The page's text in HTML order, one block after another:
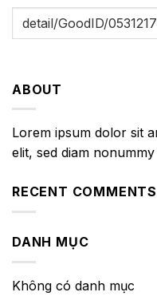
ABOUT
Lorem ipsum dolor sit
elit, sed diam
RECENT COMMENTS
DANH MỤC
Không có danh mục